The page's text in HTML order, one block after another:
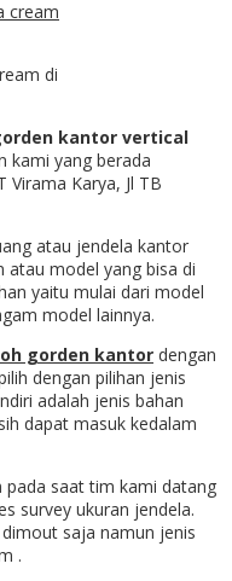
di
kantor vertical
kami yang berada
Virama Karya, Jl TB
atau jendela kantor
atau model yang bisa di
yaitu mulai dari model
model lainnya.
gorden kantor dengan
dengan pilihan jenis
adalah jenis bahan
dapat masuk kedalam
pada saat tim kami datang
survey ukuran jendela.
saja namun jenis
.